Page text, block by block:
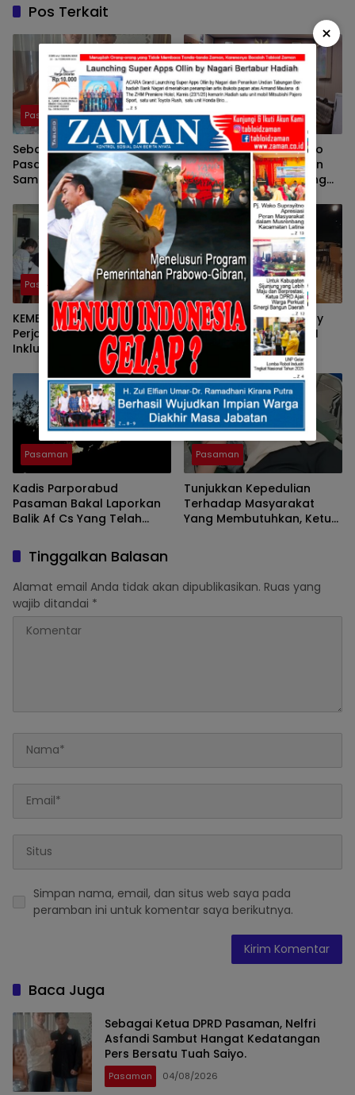
Pos Terkait
Pasaman
Sebagai Ketua DPRD
Pasaman, Nelfri Asfandi
Sambut Hangat
Kedatangan Pers Bersatu
Tuah Saiyo.
Pasaman
Pers Bersatu Tuah Saiyo
Bersilahturahmi Dengan
Kapolres Pasaman Yang
Baru.
Pasaman
KEMBALINYA SANG MOSES ;
Perjalanan Pendidikan
Inklusif SD Negeri 05 Pauh,
Lubuk Sikaping, Pasaman.
Oleh : Rahmawati Ismar SS
( Guru SDN Pauh , Lubuk
Sikaping, Pasaman.)
Pasaman
Pulang Kampung, Benny
Utama, Anggota DPR RI
Komisi III Sampaikan
Pemahaman Anotasi Pada
Wartawan Di Pasaman
Pasaman
Kadis Parporabud
Pasaman Bakal Laporkan
Balik Af Cs Yang Telah
Melaporkannya
Pasaman
Tunjukkan Kepedulian
Terhadap Masyarakat
Yang Membutuhkan, Ketua
Tinggalkan Balasan
Alamat email Anda tidak akan dipublikasikan. Ruas yang
wajib ditandai *
Simpan nama, email, dan situs web saya pada
peramban ini untuk komentar saya berikutnya.
Baca Juga
Sebagai Ketua DPRD Pasaman, Nelfri
Asfandi Sambut Hangat Kedatangan
Pers Bersatu Tuah Saiyo.
Pasaman 04/08/2026
×